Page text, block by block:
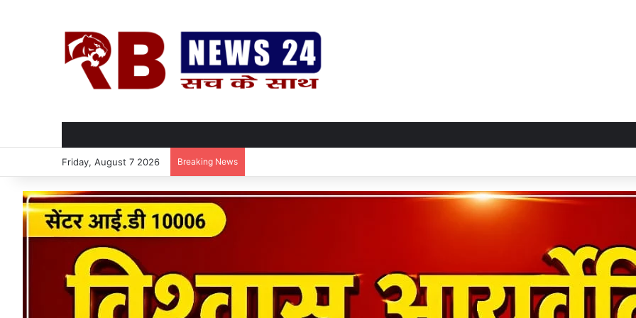
Friday, August 7 2026 Breaking News